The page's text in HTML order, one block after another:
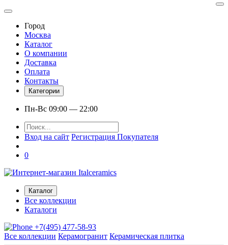
Город
Москва
Каталог
О компании
Доставка
Оплата
Контакты
Категории
Пн-Вс 09:00 — 22:00
Вход на сайт Регистрация Покупателя
0
Каталог
Все коллекции
Каталоги
+7(495) 477-58-93
Все коллекции Керамогранит Керамическая плитка